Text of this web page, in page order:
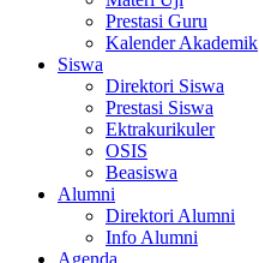
Prestasi Guru
Kalender Akademik
Siswa
Direktori Siswa
Prestasi Siswa
Ektrakurikuler
OSIS
Beasiswa
Alumni
Direktori Alumni
Info Alumni
Agenda